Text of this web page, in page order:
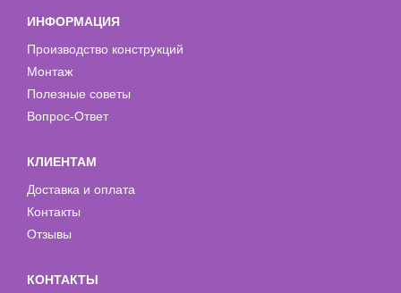
ИНФОРМАЦИЯ
Производство конструкций
Монтаж
Полезные советы
Вопрос-Ответ
КЛИЕНТАМ
Доставка и оплата
Контакты
Отзывы
КОНТАКТЫ